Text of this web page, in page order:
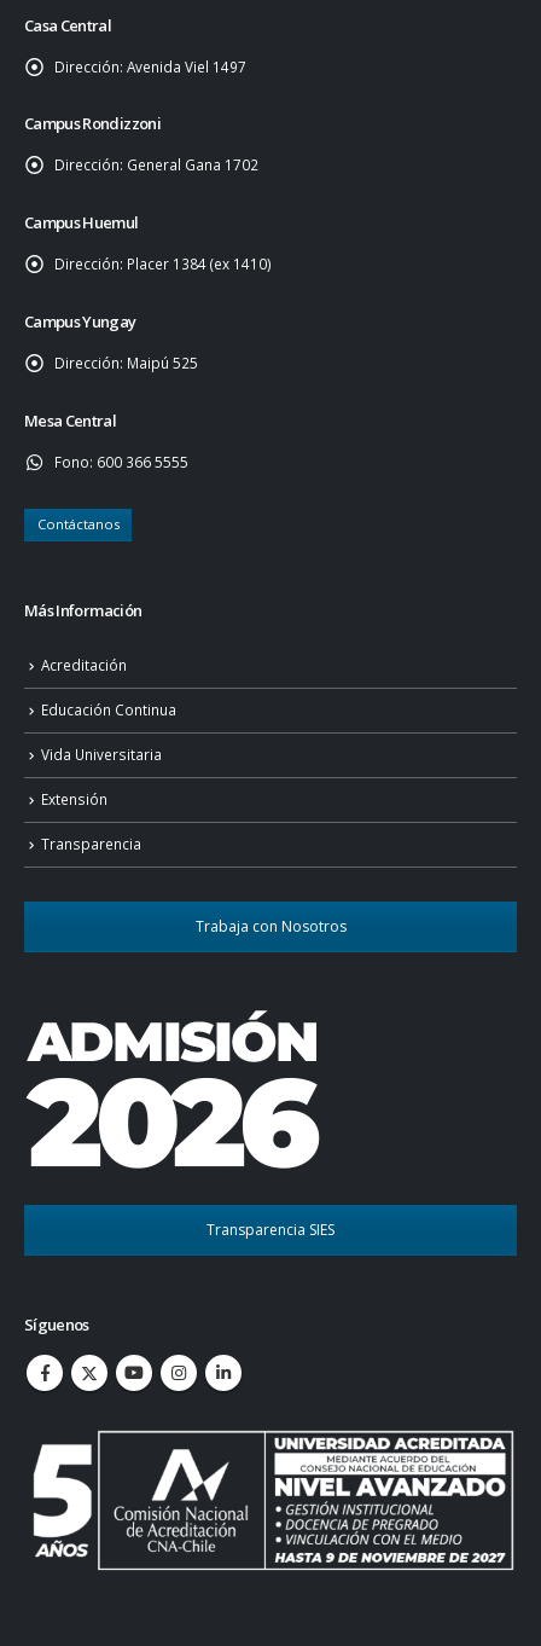
Casa Central
Dirección: Avenida Viel 1497
Campus Rondizzoni
Dirección: General Gana 1702
Campus Huemul
Dirección: Placer 1384 (ex 1410)
Campus Yungay
Dirección: Maipú 525
Mesa Central
Fono: 600 366 5555
Contáctanos
Más Información
Acreditación
Educación Continua
Vida Universitaria
Extensión
Transparencia
Trabaja con Nosotros
Transparencia SIES
Síguenos